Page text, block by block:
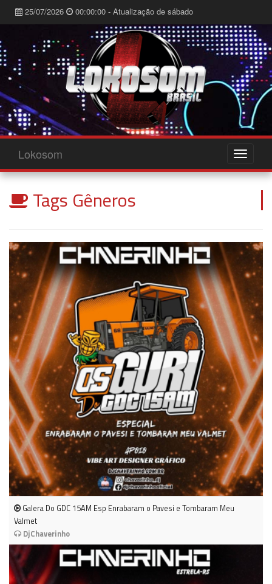
25/07/2026 00:00:00 - Atualização de sábado
Lokosom
Tags Gêneros
Galera Do GDC 15AM Esp Enrabaram o Pavesi e Tombaram Meu
Valmet
DjChaverinho